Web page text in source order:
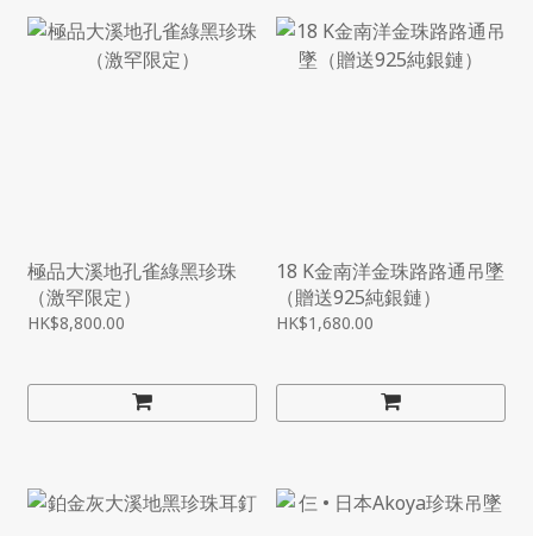
極品大溪地孔雀綠黑珍珠
（激罕限定）
HK$8,800.00
18 K金南洋金珠路路通吊墜
（贈送925純銀鏈）
HK$1,680.00